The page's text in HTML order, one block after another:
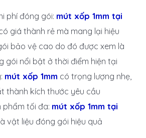
phí đóng gói: mút xốp 1mm tại
giá thành rẻ mà mang lại hiệu
bảo vệ cao do đó được xem là
gói nổi bật ở thời điểm hiện tại
mút xốp 1mm có trọng lượng nhẹ,
thành kích thước yêu cầu
phẩm tối đa: mút xốp 1mm tại
vật liệu đóng gói hiệu quả